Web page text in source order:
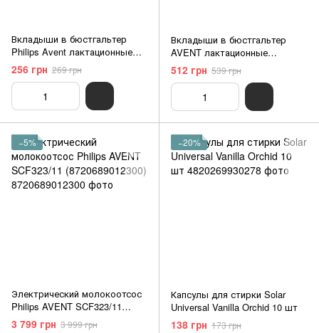
Вкладыши в бюстгальтер
Philips Avent лактационные
одноразовые (SCF254/24) 24
шт (8710103980421)
256 грн 269 грн
Вкладыши в бюстгальтер
AVENT лактационные
одноразовые (SCF254/61) 60
шт (8710103980438)
512 грн 539 грн
−5%
Электрический молокоотсос
Philips AVENT SCF323/11
(8720689012300)
3 799 грн 3 999 грн
−20%
Капсулы для стирки Solar
Universal Vanilla Orchid 10 шт
138 грн 173 грн